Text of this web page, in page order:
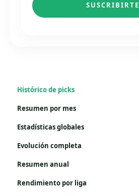
SUSCRIBIRTE
Histórico de picks
Resumen por mes
Estadísticas globales
Evolución completa
Resumen anual
Rendimiento por liga